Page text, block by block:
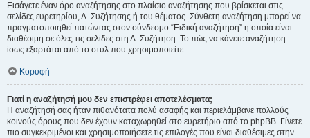
Εισάγετε έναν όρο αναζήτησης στο πλαίσιο αναζήτησης που βρίσκεται στις
σελίδες ευρετηρίου, Δ. Συζήτησης ή του θέματος. Σύνθετη αναζήτηση μπορεί να
πραγματοποιηθεί πατώντας στον σύνδεσμο “Ειδική αναζήτηση” η οποία είναι
διαθέσιμη σε όλες τις σελίδες στη Δ. Συζήτηση. Το πώς να κάνετε αναζήτηση
ίσως εξαρτάται από το στυλ που χρησιμοποιείτε.
Κορυφή
Γιατί η αναζήτησή μου δεν επιστρέφει αποτελέσματα;
Η αναζήτησή σας ήταν πιθανότατα πολύ ασαφής και περιελάμβανε πολλούς
κοινούς όρους που δεν έχουν καταχωρηθεί στο ευρετήριο από το phpBB. Γίνετε
πιο συγκεκριμένοι και χρησιμοποιήσετε τις επιλογές που είναι διαθέσιμες στην